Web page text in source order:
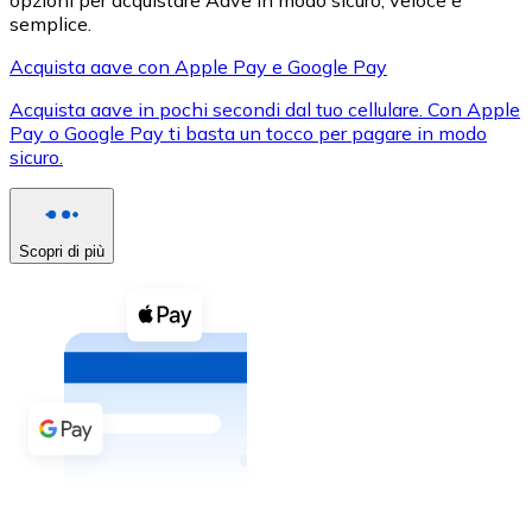
XRP
XRP
Vedi tutto
Buoni cripto
Acquista criptovalute in contanti e altri mezzi di
Acquista con contanti
Bonifico SEPA
semplice.
Acquista aave con Apple Pay e Google Pay
Acquista aave in pochi secondi dal tuo cellulare. Con Apple
Pay o Google Pay ti basta un tocco per pagare in modo
sicuro.
Scopri di più